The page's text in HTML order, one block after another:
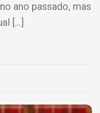
ano passado, mas
[…]